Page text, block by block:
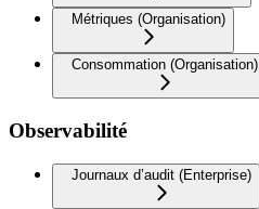
Métriques (Organisation)
Consommation (Organisation)
Observabilité
Journaux d’audit (Enterprise)